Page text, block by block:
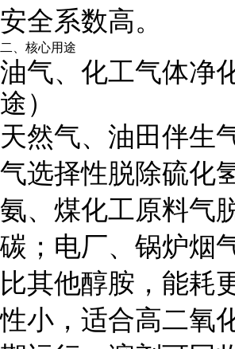
安全系数高。
二、核心用途
油气、化工气体净
途）
天然气、油田伴生
气选择性脱除硫化
氨、煤化工原料气
碳；电厂、锅炉烟
比其他醇胺，能耗
性小，适合高二氧